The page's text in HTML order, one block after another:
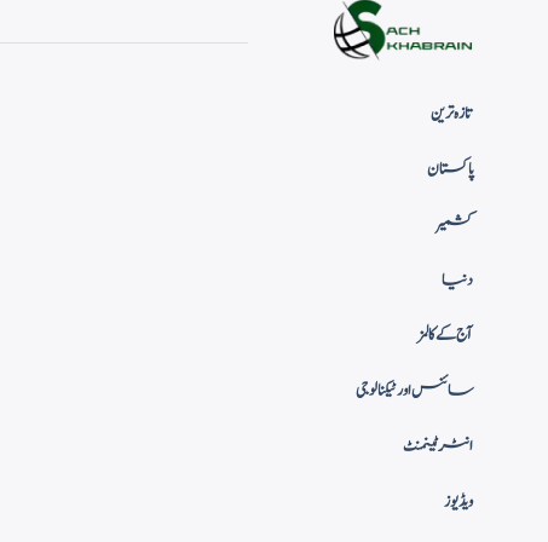
تازہ ترین
پاکستان
کشمیر
دنیا
آج کے کالمز
سائنس اور ٹیکنالوجی
انٹرٹینمنٹ
ویڈیوز